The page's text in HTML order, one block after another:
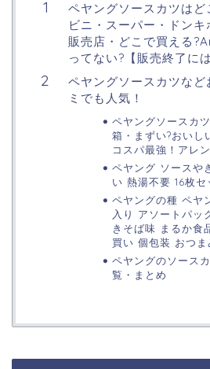
ペヤングソースカツはど
ビニ・スーパー・ドンキ
販売店・どこで買える
ってない?【販売終了に
ペヤングソースカツなど
ミでも人気！
ペヤングソースカ
箱・まずい?おいし
コスパ最強！アレ
ペヤング ソースや
い 熱湯不要 16枚セ
ペヤングの種 ペヤ
入り アソートパッ
きそば味 まるか食
買い 個包装 おつ
ペヤングのソース
覧・まとめ